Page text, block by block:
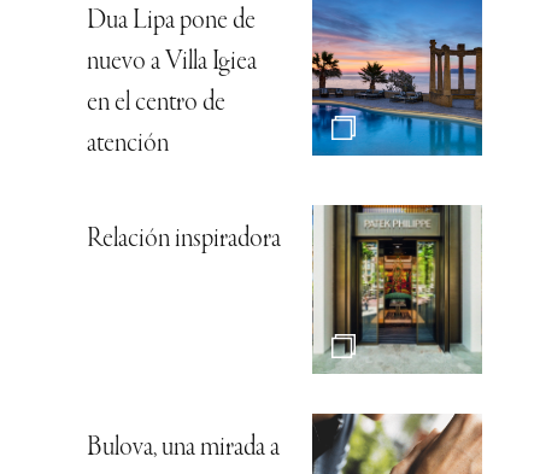
Dua Lipa pone de
nuevo a Villa Igiea
en el centro de
atención
Relación inspiradora
Bulova, una mirada a